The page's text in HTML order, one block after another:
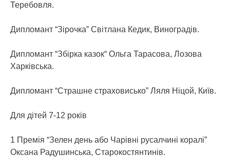
Теребовля.
Дипломант “Зірочка” Світлана Кедик, Виноградів.
Дипломант “Збірка казок“ Ольга Тарасова, Лозова
Харківська.
Дипломант “Страшне страховисько” Ляля Ніцой, Київ.
Для дітей 7-12 років
1 Премія “Зелен день або Чарівні русалчині коралі”
Оксана Радушинська, Старокостянтинів.